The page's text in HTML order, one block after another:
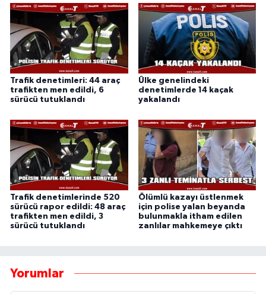
Trafik denetimleri: 44 araç
trafikten men edildi, 6
sürücü tutuklandı
Ülke genelindeki
denetimlerde 14 kaçak
yakalandı
Trafik denetimlerinde 520
sürücü rapor edildi: 48 araç
trafikten men edildi, 3
sürücü tutuklandı
Ölümlü kazayı üstlenmek
için polise yalan beyanda
bulunmakla itham edilen
zanlılar mahkemeye çıktı
Yorumlar